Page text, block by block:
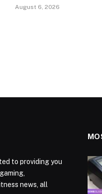
August 6, 2026
to providing you
news, all